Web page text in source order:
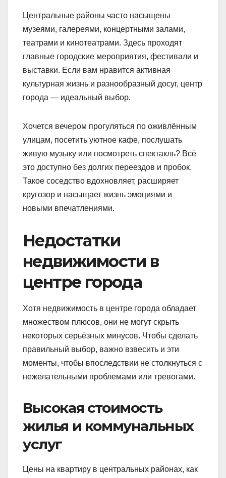
Центральные районы часто насыщены
музеями, галереями, концертными залами,
театрами и кинотеатрами. Здесь проходят
главные городские мероприятия, фестивали и
выставки. Если вам нравится активная
культурная жизнь и разнообразный досуг, центр
города — идеальный выбор.
Хочется вечером прогуляться по оживлённым
улицам, посетить уютное кафе, послушать
живую музыку или посмотреть спектакль? Всё
это доступно без долгих переездов и пробок.
Такое соседство вдохновляет, расширяет
кругозор и насыщает жизнь эмоциями и
новыми впечатлениями.
Недостатки
недвижимости в
центре города
Хотя недвижимость в центре города обладает
множеством плюсов, они не могут скрыть
некоторых серьёзных минусов. Чтобы сделать
правильный выбор, важно взвесить и эти
моменты, чтобы впоследствии не столкнуться с
нежелательными проблемами или тревогами.
Высокая стоимость
жилья и коммунальных
услуг
Цены на квартиру в центральных районах, как